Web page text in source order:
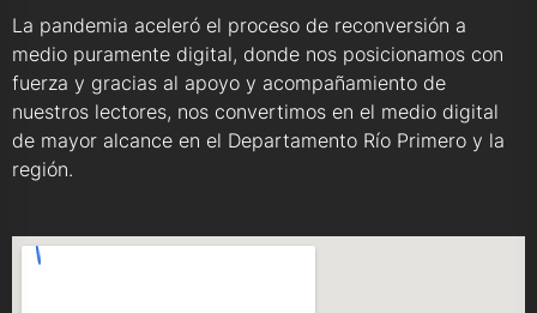
La pandemia aceleró el proceso de reconversión a
medio puramente digital, donde nos posicionamos con
fuerza y gracias al apoyo y acompañamiento de
nuestros lectores, nos convertimos en el medio digital
de mayor alcance en el Departamento Río Primero y la
región.